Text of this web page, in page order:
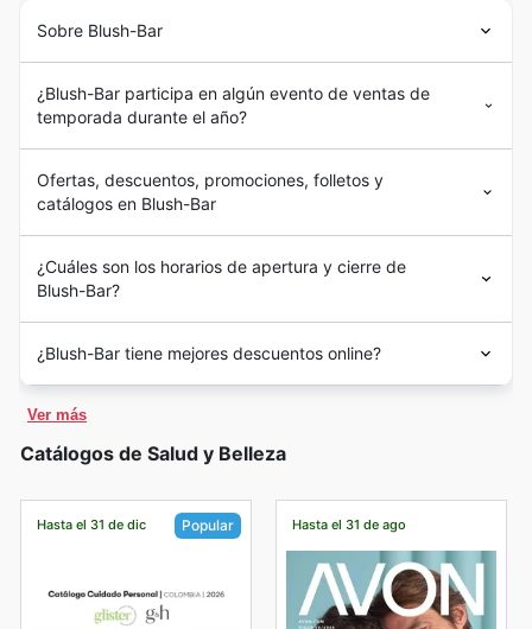
Sobre Blush-Bar
¿Blush-Bar participa en algún evento de ventas de
temporada durante el año?
Ofertas, descuentos, promociones, folletos y
catálogos en Blush-Bar
¿Cuáles son los horarios de apertura y cierre de
Blush-Bar?
¿Blush-Bar tiene mejores descuentos online?
Ver más
Catálogos de Salud y Belleza
Hasta el 31 de dic Popular Hasta el 31 de ago